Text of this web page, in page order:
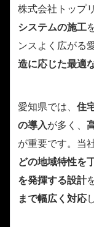
株式会社トップ
システムの施工
ンスよく広がる
造に応じた最適
愛知県では、 住
の導入が多く、
が重要です。当
どの地域特性を
を発揮する設計
まで幅広く対応